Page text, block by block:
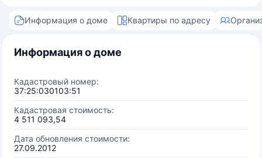
Информация о доме Квартиры по адресу
Информация о доме
Кадастровый номер:
37:25:030103:51
Кадастровая стоимость:
4 511 093,54
Дата обновления стоимости:
27.09.2012